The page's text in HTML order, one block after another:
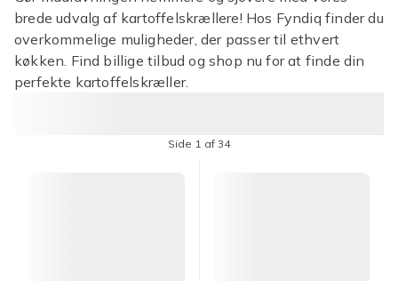
brede udvalg af kartoffelskrællere! Hos Fyndiq finder du
overkommelige muligheder, der passer til ethvert
køkken. Find billige tilbud og shop nu for at finde din
perfekte kartoffelskræller.
Side 1 af 34